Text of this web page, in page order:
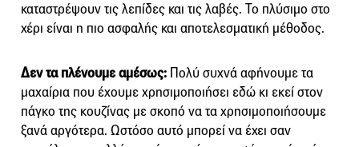
καταστρέψουν τις λεπίδες και τις λαβές. Το πλύσιμο στο
χέρι είναι η πιο ασφαλής και αποτελεσματική μέθοδος.
Δεν τα πλένουμε αμέσως: Πολύ συχνά αφήνουμε τα
μαχαίρια που έχουμε χρησιμοποιήσει εδώ κι εκεί στον
πάγκο της κουζίνας με σκοπό να τα χρησιμοποιήσουμε
ξανά αργότερα. Ωστόσο αυτό μπορεί να έχει σαν